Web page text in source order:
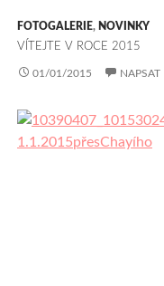
FOTOGALERIE, NOVINKY
VÍTEJTE V ROCE 2015
01/01/2015 NAPSAT